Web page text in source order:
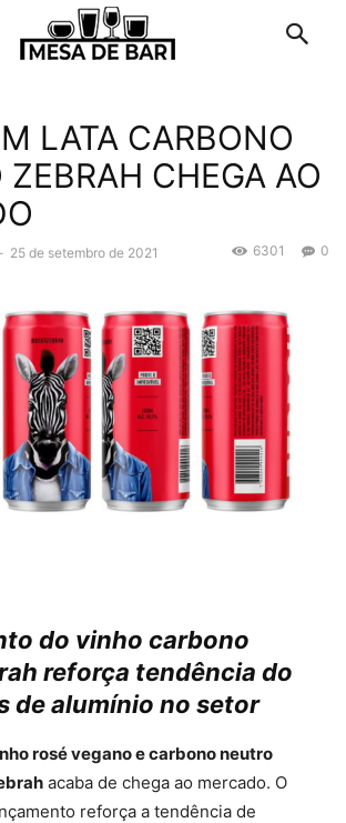
LATA CARBONO
ZEBRAH CHEGA AO
- 25 de setembro de 2021 0
6301
do vinho carbono
reforça tendência do
de alumínio no setor
rosé vegano e carbono neutro
acaba de chega ao mercado. O
reforça a tendência de